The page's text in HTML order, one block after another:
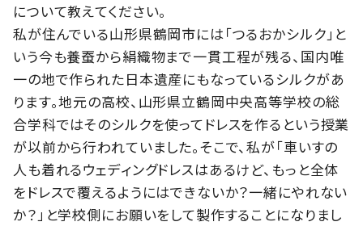
について教えてください。
私が住んでいる山形県鶴岡市には「つるおかシルク」と
いう今も養蚕から絹織物まで一貫工程が残る、国内唯
一の地で作られた日本遺産にもなっているシルクがあ
ります。地元の高校、山形県立鶴岡中央高等学校の総
合学科ではそのシルクを使ってドレスを作るという授業
が以前から行われていました。そこで、私が「車いすの
人も着れるウェディングドレスはあるけど、もっと全体
をドレスで覆えるようにはできないか？一緒にやれない
か？」と学校側にお願いをして製作することになりまし